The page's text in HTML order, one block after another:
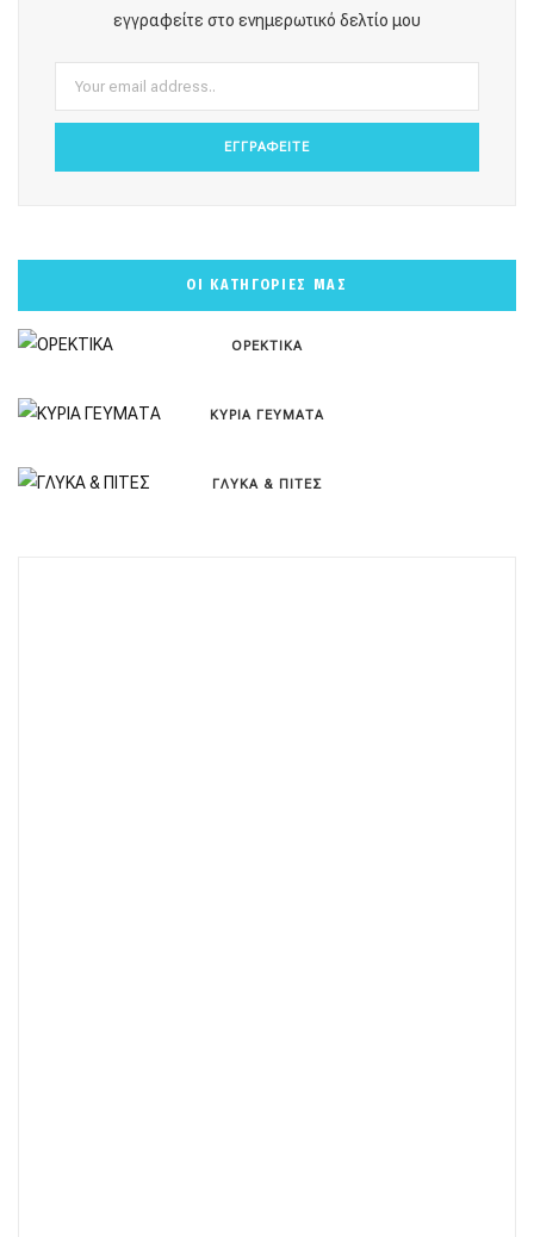
o r e e
εγγραφείτε στο ενημερωτικό δελτίο μου
ΟΙ ΚΑΤΗΓΟΡΙΕΣ ΜΑΣ
ΟΡΕΚΤΙΚΑ
ΚΥΡΙΑ ΓΕΥΜΑΤΑ
ΓΛΥΚΑ & ΠΙΤΕΣ